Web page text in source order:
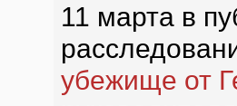
11 марта в
убежище от